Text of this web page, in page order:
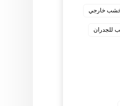
خارجي
للجدران